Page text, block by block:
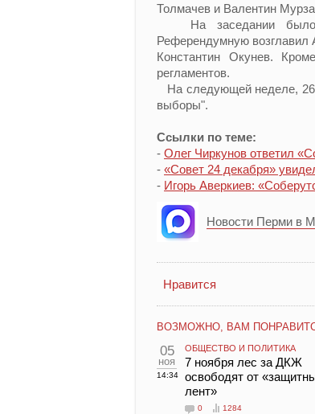
Толмачев и Валентин
На заседании было
Референдумную возглавил
Константин Окунев.
регламентов.
На следующей неделе, 26
выборы".
Ссылки по теме:
- Олег Чиркунов ответил
- «Совет 24 декабря»
- Игорь Аверкиев:
Новости Перми в
Нравится
ВОЗМОЖНО, ВАМ
05
ноя
14:34
ОБЩЕСТВО И ПОЛИТИКА
7 ноября лес за ДКЖ
освободят от
лент»
0 1284